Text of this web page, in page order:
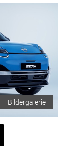
Bildergalerie